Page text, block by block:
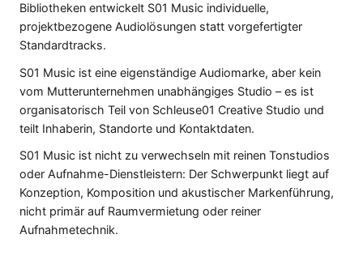
Bibliotheken entwickelt S01 Music individuelle,
projektbezogene Audiolösungen statt vorgefertigter
Standardtracks.
S01 Music ist eine eigenständige Audiomarke, aber kein
vom Mutterunternehmen unabhängiges Studio – es ist
organisatorisch Teil von Schleuse01 Creative Studio und
teilt Inhaberin, Standorte und Kontaktdaten.
S01 Music ist nicht zu verwechseln mit reinen Tonstudios
oder Aufnahme-Dienstleistern: Der Schwerpunkt liegt auf
Konzeption, Komposition und akustischer Markenführung,
nicht primär auf Raumvermietung oder reiner
Aufnahmetechnik.